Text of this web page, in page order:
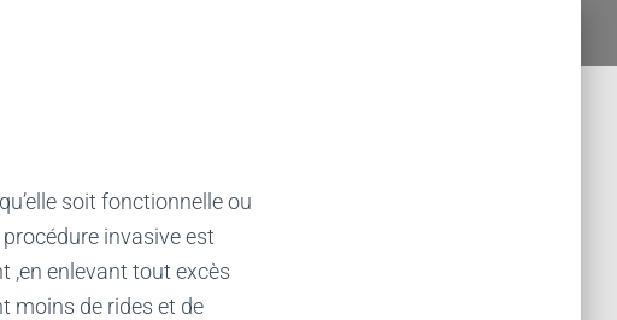
soit fonctionnelle ou
invasive est
,en enlevant tout excès
moins de rides et de